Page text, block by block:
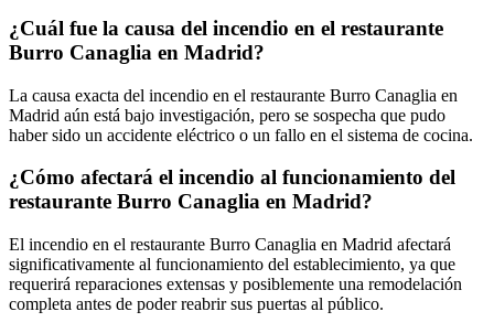
¿Cuál fue la causa del incendio en el restaurante
Burro Canaglia en Madrid?
La causa exacta del incendio en el restaurante Burro Canaglia en
Madrid aún está bajo investigación, pero se sospecha que pudo
haber sido un accidente eléctrico o un fallo en el sistema de cocina.
¿Cómo afectará el incendio al funcionamiento del
restaurante Burro Canaglia en Madrid?
El incendio en el restaurante Burro Canaglia en Madrid afectará
significativamente al funcionamiento del establecimiento, ya que
requerirá reparaciones extensas y posiblemente una remodelación
completa antes de poder reabrir sus puertas al público.